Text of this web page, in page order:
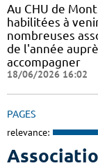
Au CHU de
habilitées à
nombreuses
de l'année
accompagner
18/06/2026 16:02
PAGES
relevance: